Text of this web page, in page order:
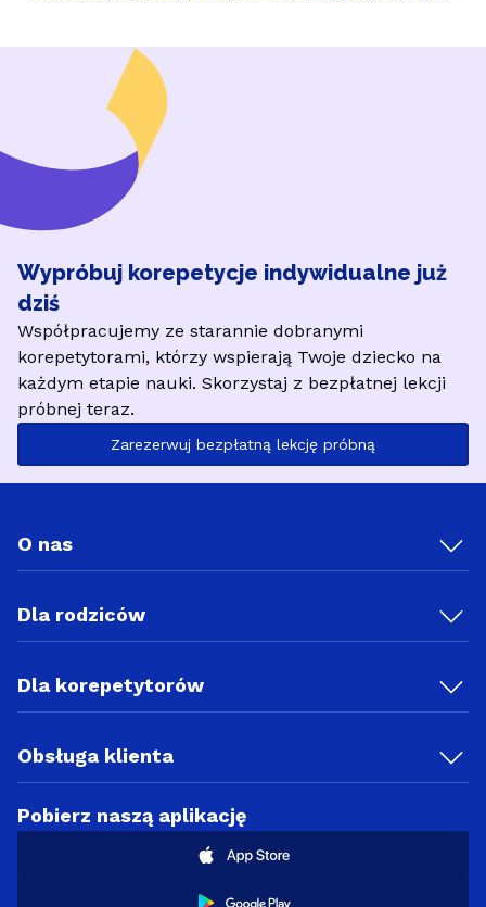
Wypróbuj korepetycje indywidualne już
dziś
Współpracujemy ze starannie dobranymi
korepetytorami, którzy wspierają Twoje dziecko na
każdym etapie nauki. Skorzystaj z bezpłatnej lekcji
próbnej teraz.
Zarezerwuj bezpłatną lekcję próbną
O nas
Dla rodziców
Dla korepetytorów
Obsługa klienta
Pobierz naszą aplikację